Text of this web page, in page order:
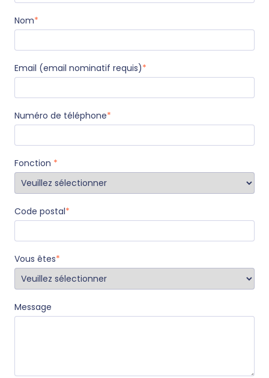
Nom*
Email (email nominatif requis)*
Numéro de téléphone*
Fonction *
Code postal*
Vous êtes*
Message